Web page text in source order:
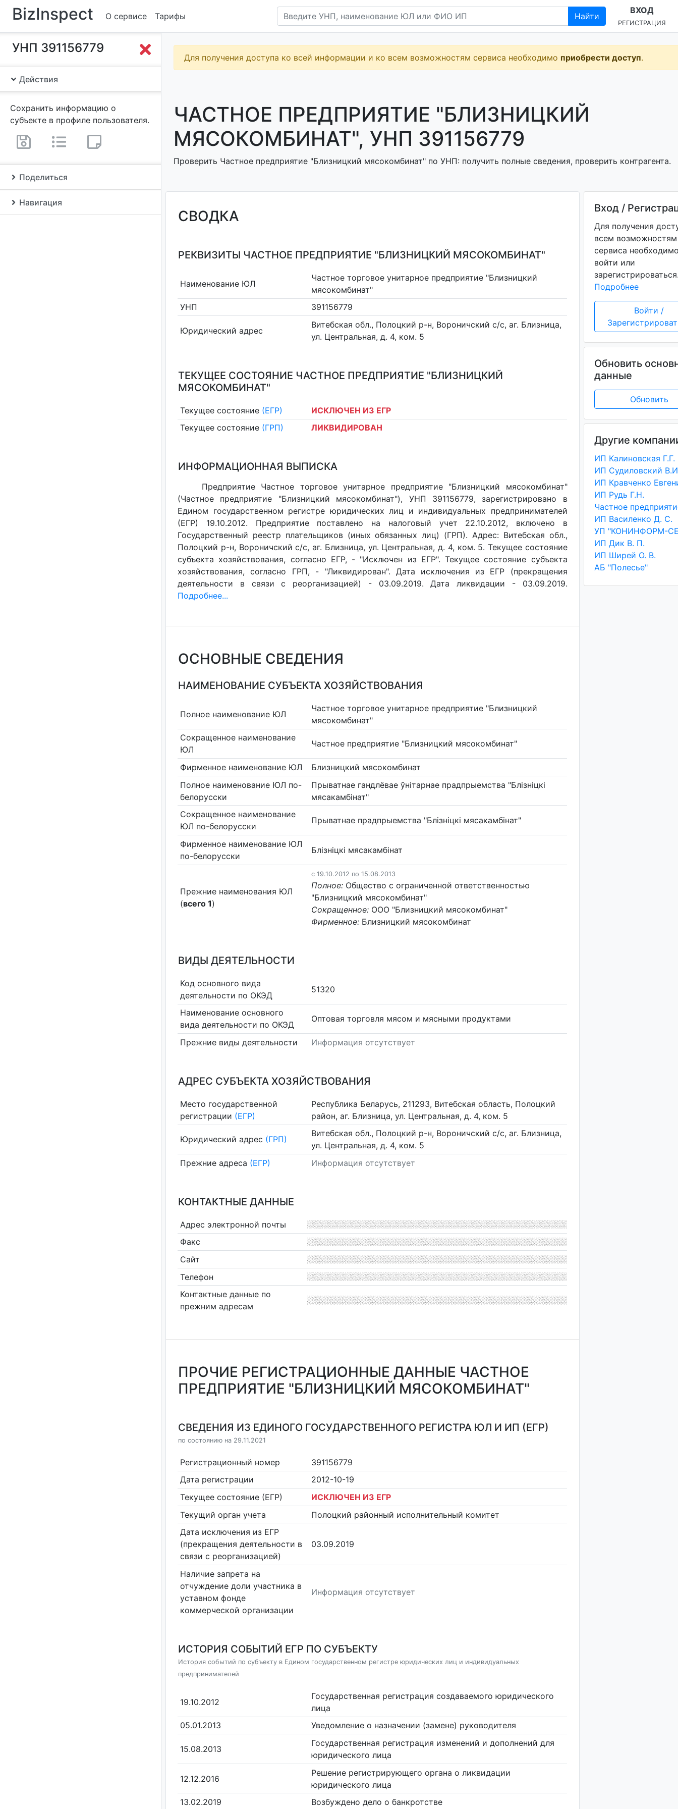
BizInspect О сервисе Тарифы Найти
ВХОД
РЕГИСТРАЦИЯ
УНП 391156779
Действия
Сохранить информацию о
субъекте в профиле пользователя.
Поделиться
Навигация
Для получения доступа ко всей информации и ко всем возможностям сервиса необходимо приобрести доступ.
ЧАСТНОЕ ПРЕДПРИЯТИЕ "БЛИЗНИЦКИЙ
МЯСОКОМБИНАТ", УНП 391156779
Проверить Частное предприятие "Близницкий мясокомбинат" по УНП: получить полные сведения, проверить контрагента.
СВОДКА
РЕКВИЗИТЫ ЧАСТНОЕ ПРЕДПРИЯТИЕ "БЛИЗНИЦКИЙ МЯСОКОМБИНАТ"
Наименование ЮЛ
Частное торговое унитарное предприятие "Близницкий
мясокомбинат"
УНП
391156779
Юридический адрес
Витебская обл., Полоцкий р-н, Вороничский с/с, аг. Близница,
ул. Центральная, д. 4, ком. 5
ТЕКУЩЕЕ СОСТОЯНИЕ ЧАСТНОЕ ПРЕДПРИЯТИЕ "БЛИЗНИЦКИЙ
МЯСОКОМБИНАТ"
Текущее состояние (ЕГР)
ИСКЛЮЧЕН ИЗ ЕГР
Текущее состояние (ГРП) ЛИКВИДИРОВАН
ИНФОРМАЦИОННАЯ ВЫПИСКА
Предприятие Частное торговое унитарное предприятие "Близницкий мясокомбинат"
(Частное предприятие "Близницкий мясокомбинат"), УНП 391156779, зарегистрировано в
Едином государственном регистре юридических лиц и индивидуальных предпринимателей
(ЕГР) 19.10.2012. Предприятие поставлено на налоговый учет 22.10.2012, включено в
Государственный реестр плательщиков (иных обязанных лиц) (ГРП). Адрес: Витебская обл.,
Полоцкий р-н, Вороничский с/с, аг. Близница, ул. Центральная, д. 4, ком. 5. Текущее состояние
субъекта хозяйствования, согласно ЕГР, - "Исключен из ЕГР". Текущее состояние субъекта
хозяйствования, согласно ГРП, - "Ликвидирован". Дата исключения из ЕГР (прекращения
деятельности в связи с реорганизацией) - 03.09.2019. Дата ликвидации - 03.09.2019.
Подробнее...
ОСНОВНЫЕ СВЕДЕНИЯ
НАИМЕНОВАНИЕ СУБЪЕКТА ХОЗЯЙСТВОВАНИЯ
Полное наименование ЮЛ
Частное торговое унитарное предприятие "Близницкий
мясокомбинат"
Сокращенное наименование
ЮЛ
Частное предприятие "Близницкий мясокомбинат"
Фирменное наименование ЮЛ
Близницкий мясокомбинат
Полное наименование ЮЛ по-
белорусски
Прыватнае гандлёвае ўнітарнае прадпрыемства "Блізніцкі
мясакамбінат"
Сокращенное наименование
ЮЛ по-белорусски
Прыватнае прадпрыемства "Блізніцкі мясакамбінат"
Фирменное наименование ЮЛ
по-белорусски
Блізніцкі мясакамбінат
Прежние наименования ЮЛ
(всего 1)
c 19.10.2012 по 15.08.2013
Полное: Общество с ограниченной ответственностью
"Близницкий мясокомбинат"
Сокращенное: ООО "Близницкий мясокомбинат"
Фирменное: Близницкий мясокомбинат
ВИДЫ ДЕЯТЕЛЬНОСТИ
Код основного вида
деятельности по ОКЭД
51320
Наименование основного
вида деятельности по ОКЭД
Оптовая торговля мясом и мясными продуктами
Прежние виды деятельности Информация отсутствует
АДРЕС СУБЪЕКТА ХОЗЯЙСТВОВАНИЯ
Место государственной
регистрации (ЕГР)
Республика Беларусь, 211293, Витебская область, Полоцкий
район, аг. Близница, ул. Центральная, д. 4, ком. 5
Юридический адрес (ГРП)
Витебская обл., Полоцкий р-н, Вороничский с/с, аг. Близница,
ул. Центральная, д. 4, ком. 5
Прежние адреса (ЕГР) Информация отсутствует
КОНТАКТНЫЕ ДАННЫЕ
Адрес электронной почты
Факс
Сайт
Телефон
Контактные данные по
прежним адресам
ПРОЧИЕ РЕГИСТРАЦИОННЫЕ ДАННЫЕ ЧАСТНОЕ
ПРЕДПРИЯТИЕ "БЛИЗНИЦКИЙ МЯСОКОМБИНАТ"
СВЕДЕНИЯ ИЗ ЕДИНОГО ГОСУДАРСТВЕННОГО РЕГИСТРА ЮЛ И ИП (ЕГР)
по состоянию на 29.11.2021
Регистрационный номер
391156779
Дата регистрации
2012-10-19
Текущее состояние (ЕГР)
ИСКЛЮЧЕН ИЗ ЕГР
Текущий орган учета
Полоцкий районный исполнительный комитет
Дата исключения из ЕГР
(прекращения деятельности в
связи с реорганизацией)
03.09.2019
Наличие запрета на
отчуждение доли участника в
уставном фонде
коммерческой организации
Информация отсутствует
ИСТОРИЯ СОБЫТИЙ ЕГР ПО СУБЪЕКТУ
История событий по субъекту в Едином государственном регистре юридических лиц и индивидуальных
предпринимателей
19.10.2012
Государственная регистрация создаваемого юридического
лица
05.01.2013
Уведомление о назначении (замене) руководителя
15.08.2013
Государственная регистрация изменений и дополнений для
юридического лица
12.12.2016
Решение регистрирующего органа о ликвидации
юридического лица
13.02.2019
Возбуждено дело о банкротстве
Вход /
Для получения
всем возможностям
сервиса
войти или
Подробнее
Войти /
Обновить
данные
Обновить
Другие
ИП Калиновская Г.Г.
ИП Судиловский
ИП Рудь Г.Н.
ИП Василенко Д. С.
УП "КОНИНФОРМ-
ИП Дик В. П.
ИП Ширей О. В.
АБ "Полесье"